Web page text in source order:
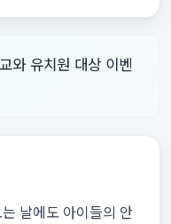
와 유치원 대상 이벤
날에도 아이들의 안